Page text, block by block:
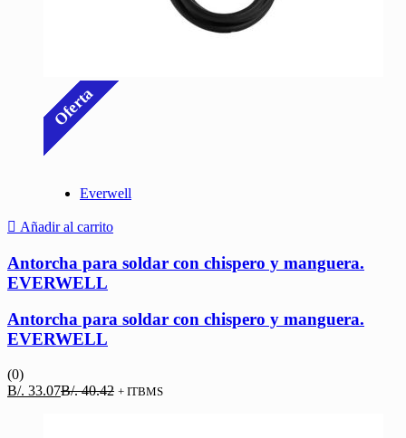
Oferta
Everwell
Añadir al carrito
Antorcha para soldar con chispero y manguera.
EVERWELL
Antorcha para soldar con chispero y manguera.
EVERWELL
(0)
B/. 33.07El
B/.40.42 El
+ ITBMS